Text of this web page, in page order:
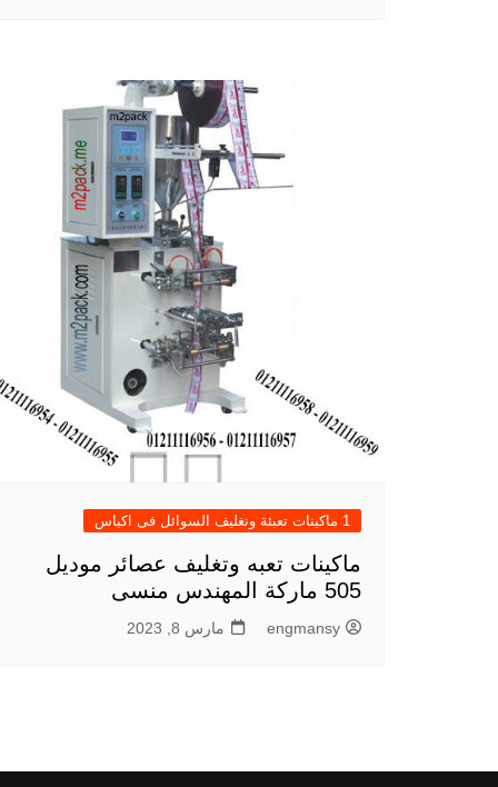
1 ماكينات تعبئة وتغليف السوائل فى اكياس
ماكينات تعبه وتغليف عصائر موديل
505 ماركة المهندس منسى
engmansy مارس 8, 2023